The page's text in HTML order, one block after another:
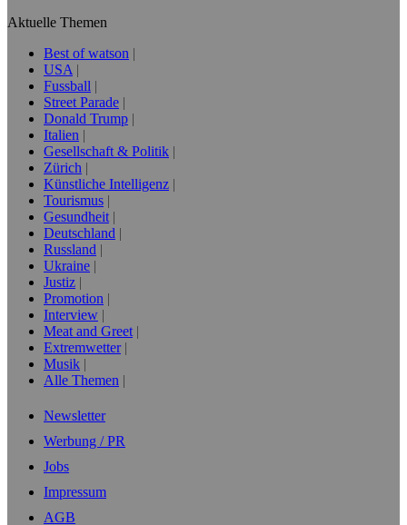
Aktuelle Themen
Best of watson
USA
Fussball
Street Parade
Donald Trump
Italien
Gesellschaft & Politik
Zürich
Künstliche Intelligenz
Tourismus
Gesundheit
Deutschland
Russland
Ukraine
Justiz
Promotion
Interview
Meat and Greet
Extremwetter
Musik
Alle Themen
Newsletter
Werbung / PR
Jobs
Impressum
AGB